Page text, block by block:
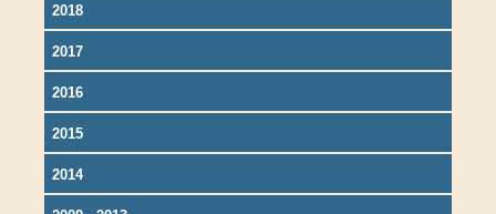
2018
2017
2016
2015
2014